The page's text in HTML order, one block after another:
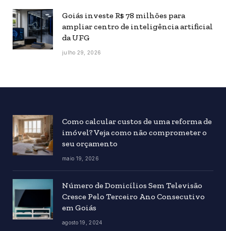
Goiás investe R$ 78 milhões para
ampliar centro de inteligência artificial
da UFG
julho 29, 2026
Como calcular custos de uma reforma de
imóvel? Veja como não comprometer o
seu orçamento
maio 19, 2026
Número de Domicílios Sem Televisão
Cresce Pelo Terceiro Ano Consecutivo
em Goiás
agosto 19, 2024